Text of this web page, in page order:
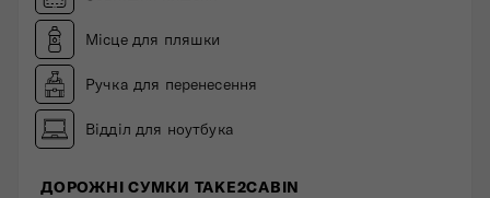
Місце для пляшки
Ручка для перенесення
Відділ для ноутбука
ДОРОЖНІ СУМКИ TAKE2CABIN